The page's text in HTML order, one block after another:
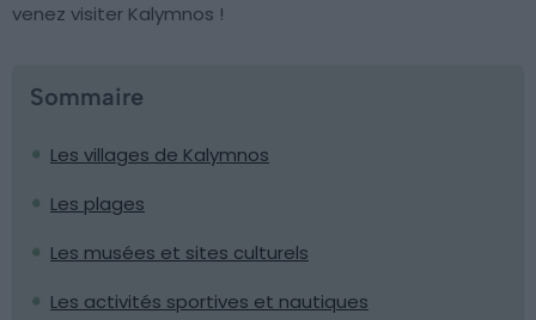
venez visiter Kalymnos !
Sommaire
Les villages de Kalymnos
Les plages
Les musées et sites culturels
Les activités sportives et nautiques